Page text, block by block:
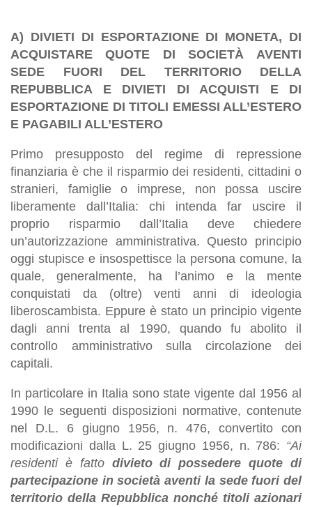
A) DIVIETI DI ESPORTAZIONE DI MONETA, DI
ACQUISTARE QUOTE DI SOCIETÀ
AVENTI
SEDE FUORI DEL TERRITORIO DELLA
REPUBBLICA E DIVIETI DI ACQUISTI E DI
ESPORTAZIONE DI TITOLI EMESSI ALL’ESTERO
E PAGABILI ALL’ESTERO
Primo presupposto del regime di repressione
finanziaria è che il risparmio dei residenti, cittadini o
stranieri, famiglie o imprese, non possa uscire
liberamente dall’Italia: chi intenda far uscire il
proprio risparmio dall’Italia deve chiedere
un’autorizzazione amministrativa. Questo principio
oggi stupisce e insospettisce la persona comune, la
quale, generalmente, ha l’animo e la mente
conquistati da (oltre) venti anni di ideologia
liberoscambista. Eppure è stato un principio vigente
dagli anni trenta al 1990, quando fu abolito il
controllo amministrativo sulla circolazione dei
capitali.
In particolare in Italia sono state vigente dal 1956 al
1990 le seguenti disposizioni normative, contenute
nel D.L. 6 giugno 1956, n. 476, convertito con
modificazioni dalla L. 25 giugno 1956, n. 786: “Ai
residenti è fatto divieto di possedere quote di
partecipazione in società aventi la sede fuori del
territorio della Repubblica nonché titoli azionari